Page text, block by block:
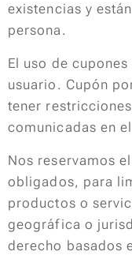
existencias y
persona.
El uso de
usuario. Cupón
tener
comunicadas en
Nos reservamos
obligados, para
productos o
geográfica o
derecho basados